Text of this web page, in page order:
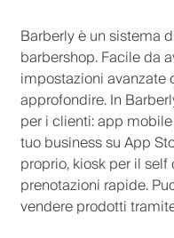
Barberly è un sistema
barbershop. Facile da
impostazioni avanzate
approfondire. In
per i clienti: app
tuo business su App
proprio, kiosk per il
prenotazioni rapide.
vendere prodotti